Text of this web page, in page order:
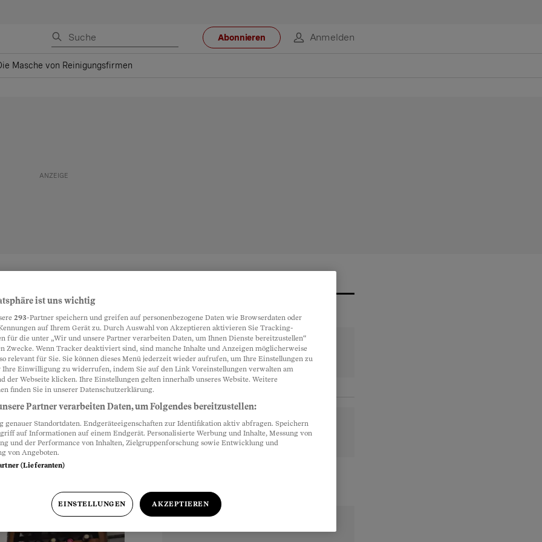
Abonnieren Anmelden
Masche von Reinigungsfirmen
In der
für nutzlose
Recht Sie schützt.
ist uns wichtig
293-Partner speichern und greifen auf personenbezogene Daten wie Browserdaten oder
auf Ihrem Gerät zu. Durch Auswahl von Akzeptieren aktivieren Sie Tracking-
für die unter „Wir und unsere Partner verarbeiten Daten, um Ihnen Dienste bereitzustellen“
Zwecke. Wenn Tracker deaktiviert sind, sind manche Inhalte und Anzeigen möglicherweise
relevant für Sie. Sie können dieses Menü jederzeit wieder aufrufen, um Ihre Einstellungen zu
Ihre Einwilligung zu widerrufen, indem Sie auf den Link Voreinstellungen verwalten am
der Webseite klicken. Ihre Einstellungen gelten innerhalb unseres Website. Weitere
finden Sie in unserer Datenschutzerklärung.
Partner verarbeiten Daten, um Folgendes bereitzustellen:
genauer Standortdaten. Endgeräteeigenschaften zur Identifikation aktiv abfragen. Speichern
auf Informationen auf einem Endgerät. Personalisierte Werbung und Inhalte, Messung von
und der Performance von Inhalten, Zielgruppenforschung sowie Entwicklung und
von Angeboten.
(Lieferanten)
EINSTELLUNGEN AKZEPTIEREN